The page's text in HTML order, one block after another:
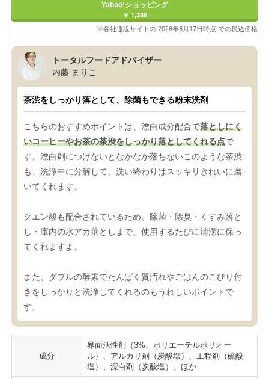
Yahoo!ショッピング
￥ 1,388
※各社通販サイトの 2026年6月17日時点 での税込価格
トータルフードアドバイザー
内藤 まりこ
茶渋をしっかり落として、除菌もできる粉末洗剤
こちらのおすすめポイントは、漂白成分配合で落としにく
いコーヒーやお茶の茶渋をしっかり落としてくれる点で
す。漂白剤につけないとなかなか落ちないこのような茶渋
も、洗浄中に分解して、洗い終わりはスッキリきれいに磨
いてくれます。
クエン酸も配合されているため、除菌・除臭・くすみ落と
し・庫内の水アカ落としまで、使用するたびに清潔に保っ
てくれますよ。
また、ダブルの酵素でたんぱく質汚れやごはんのこびり付
きをしっかりと洗浄してくれるのもうれしいポイントで
す。
成分
界面活性剤（3%、ポリエーテルポリオー
ル）、アルカリ剤（炭酸塩）、工程剤（硫酸
塩）、漂白剤（炭酸塩）、ほか